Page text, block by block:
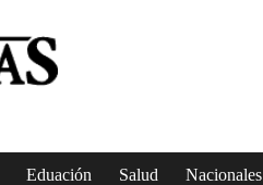
Eduación Salud Nacionales